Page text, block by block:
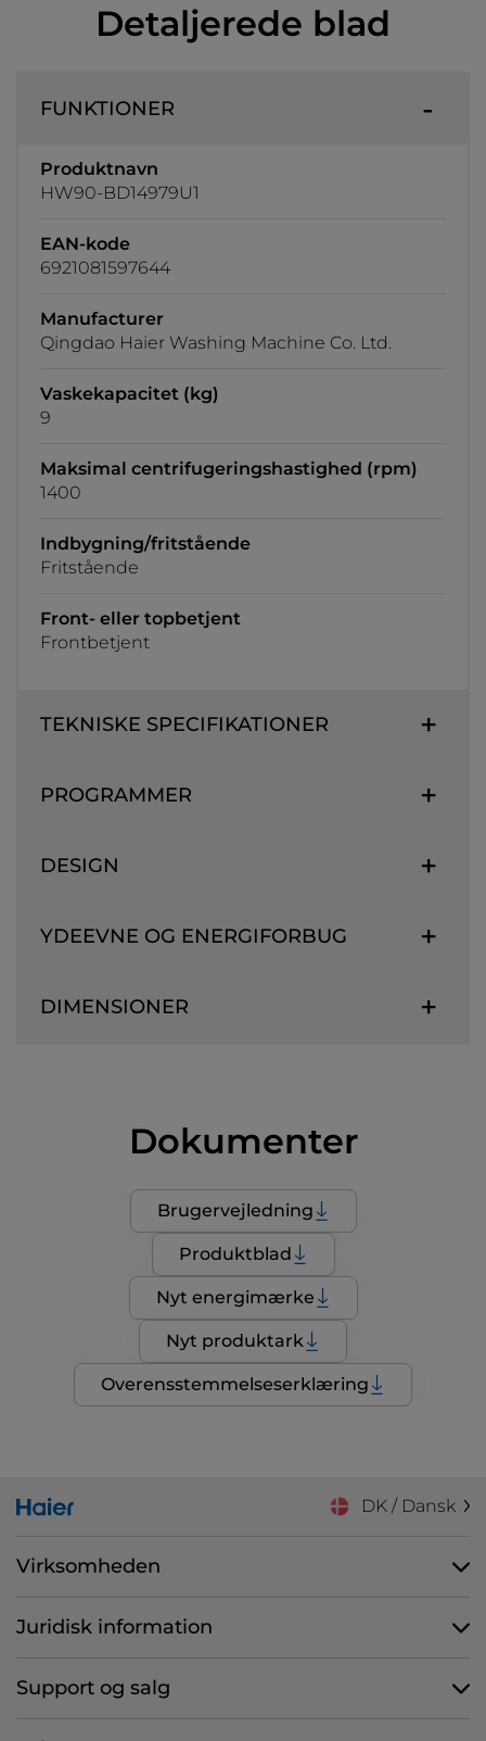
Detaljerede blad
FUNKTIONER
Produktnavn
HW90-BD14979U1
EAN-kode
6921081597644
Manufacturer
Qingdao Haier Washing Machine Co. Ltd.
Vaskekapacitet (kg)
9
Maksimal centrifugeringshastighed (rpm)
1400
Indbygning/fritstående
Fritstående
Front- eller topbetjent
Frontbetjent
TEKNISKE SPECIFIKATIONER
PROGRAMMER
DESIGN
YDEEVNE OG ENERGIFORBUG
DIMENSIONER
Dokumenter
Brugervejledning
Produktblad
Nyt energimærke
Nyt produktark
Overensstemmelseserklæring
DK / Dansk
Virksomheden
Juridisk information
Support og salg